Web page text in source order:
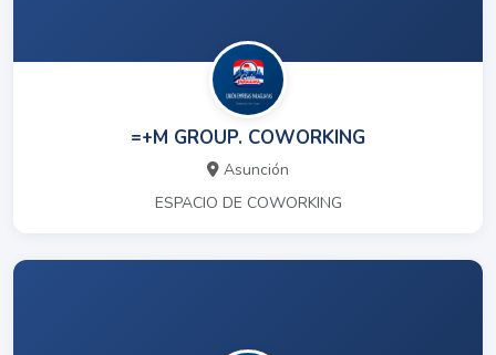
=+M GROUP. COWORKING
Asunción
ESPACIO DE COWORKING